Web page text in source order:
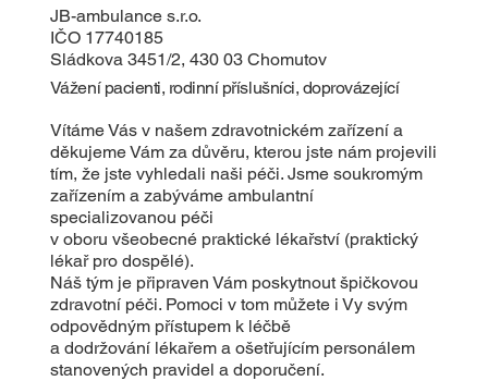
JB-ambulance s.r.o.
IČO 17740185
Sládkova 3451/2, 430 03 Chomutov
Vážení pacienti, rodinní příslušníci, doprovázející
Vítáme Vás v našem zdravotnickém zařízení a
děkujeme Vám za důvěru, kterou jste nám projevili
tím, že jste vyhledali naši péči. Jsme soukromým
zařízením a zabýváme ambulantní
specializovanou péči
v oboru všeobecné praktické lékařství (praktický
lékař pro dospělé).
Náš tým je připraven Vám poskytnout špičkovou
zdravotní péči. Pomoci v tom můžete i Vy svým
odpovědným přístupem k léčbě
a dodržování lékařem a ošetřujícím personálem
stanovených pravidel a doporučení.